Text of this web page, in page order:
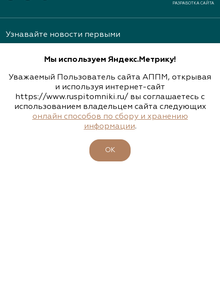
РАЗРАБОТКА САЙТА
Узнавайте новости первыми
Подписаться
Мы используем Яндекс.Метрику!
Уважаемый Пользователь сайта АППМ, открывая
и используя интернет-сайт
https://www.ruspitomniki.ru/ вы соглашаетесь с
использованием владельцем сайта следующих
онлайн способов по сбору и хранению
информации.
ОК